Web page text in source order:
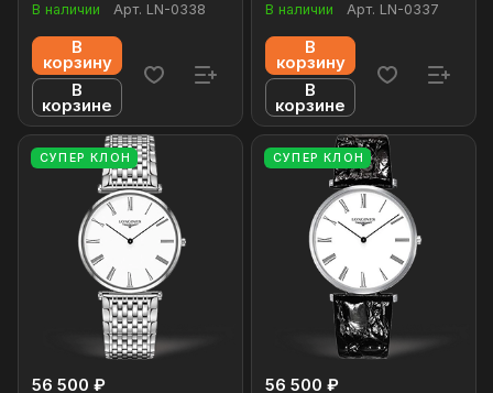
В наличии Арт. LN-0338
В
корзину
В
корзине
В наличии Арт. LN-0337
В
корзину
В
корзине
СУПЕР КЛОН
56 500 ₽
СУПЕР КЛОН
56 500 ₽